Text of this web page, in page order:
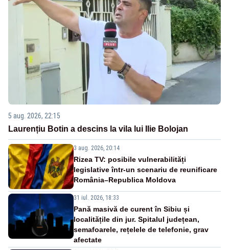
5 aug. 2026, 22:15
Laurențiu Botin a descins la vila lui Ilie Bolojan
3 aug. 2026, 20:14
Rizea TV: posibile vulnerabilități
legislative într-un scenariu de reunificare
România–Republica Moldova
31 iul. 2026, 18:33
Pană masivă de curent în Sibiu și
localitățile din jur. Spitalul județean,
semafoarele, rețelele de telefonie, grav
afectate